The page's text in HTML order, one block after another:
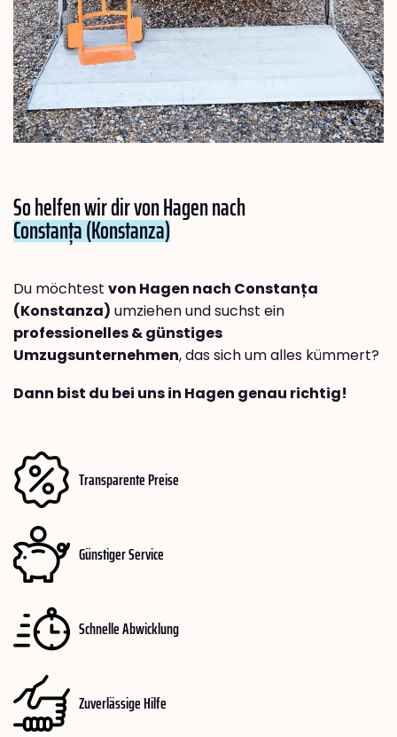
So helfen wir dir von Hagen nach
Constanța (Konstanza)
Du möchtest von Hagen nach Constanța
(Konstanza) umziehen und suchst ein
professionelles & günstiges
Umzugsunternehmen, das sich um alles kümmert?
Dann bist du bei uns in Hagen genau richtig!
Transparente Preise
Günstiger Service
Schnelle Abwicklung
Zuverlässige Hilfe